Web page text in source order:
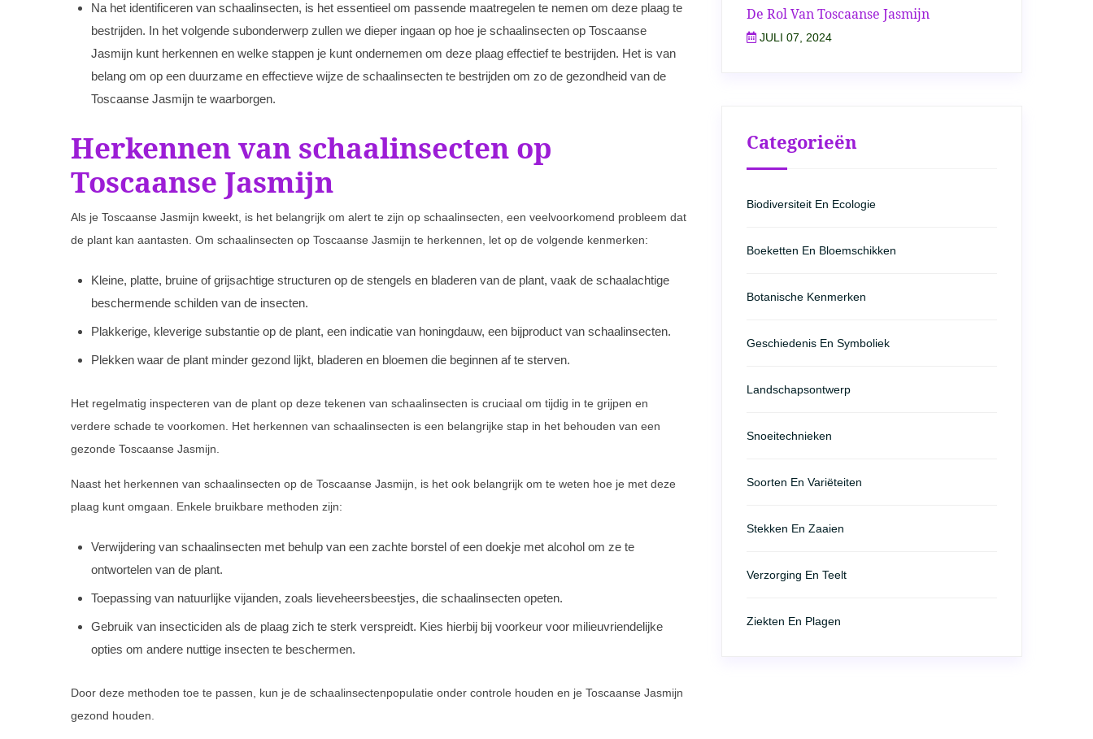
Na het identificeren van schaalinsecten, is het essentieel om passende maatregelen te nemen om deze plaag te
bestrijden. In het volgende subonderwerp zullen we dieper ingaan op hoe je schaalinsecten op Toscaanse
Jasmijn kunt herkennen en welke stappen je kunt ondernemen om deze plaag effectief te bestrijden. Het is van
belang om op een duurzame en effectieve wijze de schaalinsecten te bestrijden om zo de gezondheid van de
Toscaanse Jasmijn te waarborgen.
Herkennen van schaalinsecten op
Toscaanse Jasmijn
Als je Toscaanse Jasmijn kweekt, is het belangrijk om alert te zijn op schaalinsecten, een veelvoorkomend probleem dat
de plant kan aantasten. Om schaalinsecten op Toscaanse Jasmijn te herkennen, let op de volgende kenmerken:
Kleine, platte, bruine of grijsachtige structuren op de stengels en bladeren van de plant, vaak de schaalachtige
beschermende schilden van de insecten.
Plakkerige, kleverige substantie op de plant, een indicatie van honingdauw, een bijproduct van schaalinsecten.
Plekken waar de plant minder gezond lijkt, bladeren en bloemen die beginnen af te sterven.
Het regelmatig inspecteren van de plant op deze tekenen van schaalinsecten is cruciaal om tijdig in te grijpen en
verdere schade te voorkomen. Het herkennen van schaalinsecten is een belangrijke stap in het behouden van een
gezonde Toscaanse Jasmijn.
Naast het herkennen van schaalinsecten op de Toscaanse Jasmijn, is het ook belangrijk om te weten hoe je met deze
plaag kunt omgaan. Enkele bruikbare methoden zijn:
Verwijdering van schaalinsecten met behulp van een zachte borstel of een doekje met alcohol om ze te
ontwortelen van de plant.
Toepassing van natuurlijke vijanden, zoals lieveheersbeestjes, die schaalinsecten opeten.
Gebruik van insecticiden als de plaag zich te sterk verspreidt. Kies hierbij bij voorkeur voor milieuvriendelijke
opties om andere nuttige insecten te beschermen.
Door deze methoden toe te passen, kun je de schaalinsectenpopulatie onder controle houden en je Toscaanse Jasmijn
gezond houden.
De Rol Van Toscaanse Jasmijn
JULI 07, 2024
Categorieën
Biodiversiteit En Ecologie
Boeketten En Bloemschikken
Botanische Kenmerken
Geschiedenis En Symboliek
Landschapsontwerp
Snoeitechnieken
Soorten En Variëteiten
Stekken En Zaaien
Verzorging En Teelt
Ziekten En Plagen